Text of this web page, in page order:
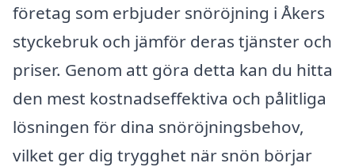
företag som erbjuder snöröjning i Åkers
styckebruk och jämför deras tjänster och
priser. Genom att göra detta kan du hitta
den mest kostnadseffektiva och pålitliga
lösningen för dina snöröjningsbehov,
vilket ger dig trygghet när snön börjar